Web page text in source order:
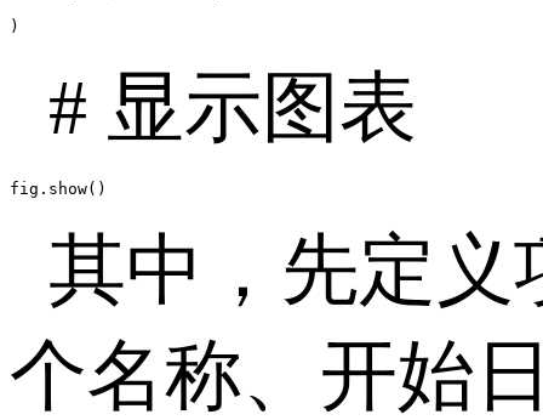
)
# 显示图表
fig.show()
其中，先定义
个名称、开始